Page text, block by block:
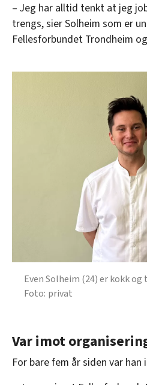
– Jeg har alltid tenkt at jeg
trengs, sier Solheim som er
Fellesforbundet Trondheim
Even Solheim (24) er kokk
privat
Var imot
For bare fem år siden var